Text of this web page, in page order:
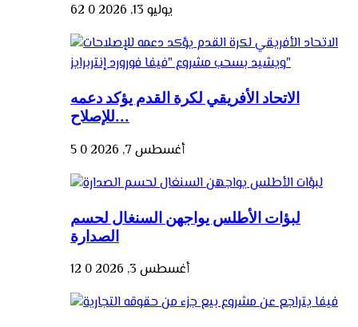
يوليو 13, 2026 0
62
الاتحاد الأفريقي لكرة القدم يؤكد دعمه
للإصلاح...
أغسطس 7, 2026 0
5
لبؤات الأطلس يواجهن السنغال لحسم
الصدارة
أغسطس 3, 2026 0
12